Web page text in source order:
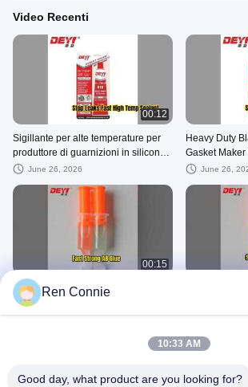
Video Recenti
00:12
Sigillante per alte temperature per
produttore di guarnizioni in silicone
RTV per impieghi gravosi
June 26, 2026
Heavy Duty
Gasket
June 26,
00:15
Colla acrilica rapida AB Adesione
ad alta resistenza
superficie
Ren Connie
10:33 AM
Good day, what product are you looking for?